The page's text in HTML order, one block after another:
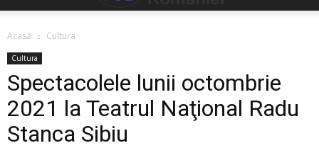
Acasă Cultura
Cultura
Spectacolele lunii octombrie
2021 la Teatrul Naţional Radu
Stanca Sibiu